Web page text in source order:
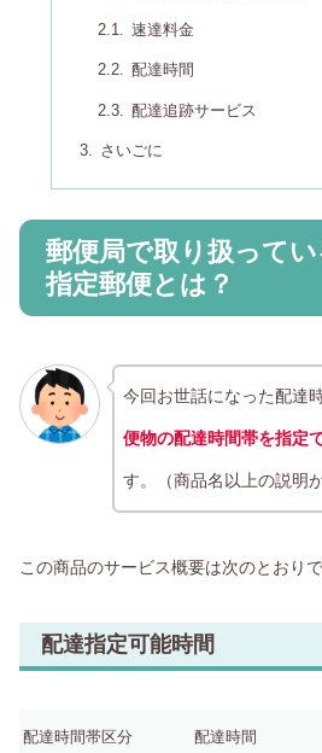
速達料金
配達時間
配達追跡サービス
さいごに
郵便局で取り扱って
指定郵便とは？
今回お世話になった配達
便物の配達時間帯を指定
す。（商品名以上の説明
この商品のサービス概要は次のとおりで
配達指定可能時間
配達時間帯区分 配達時間